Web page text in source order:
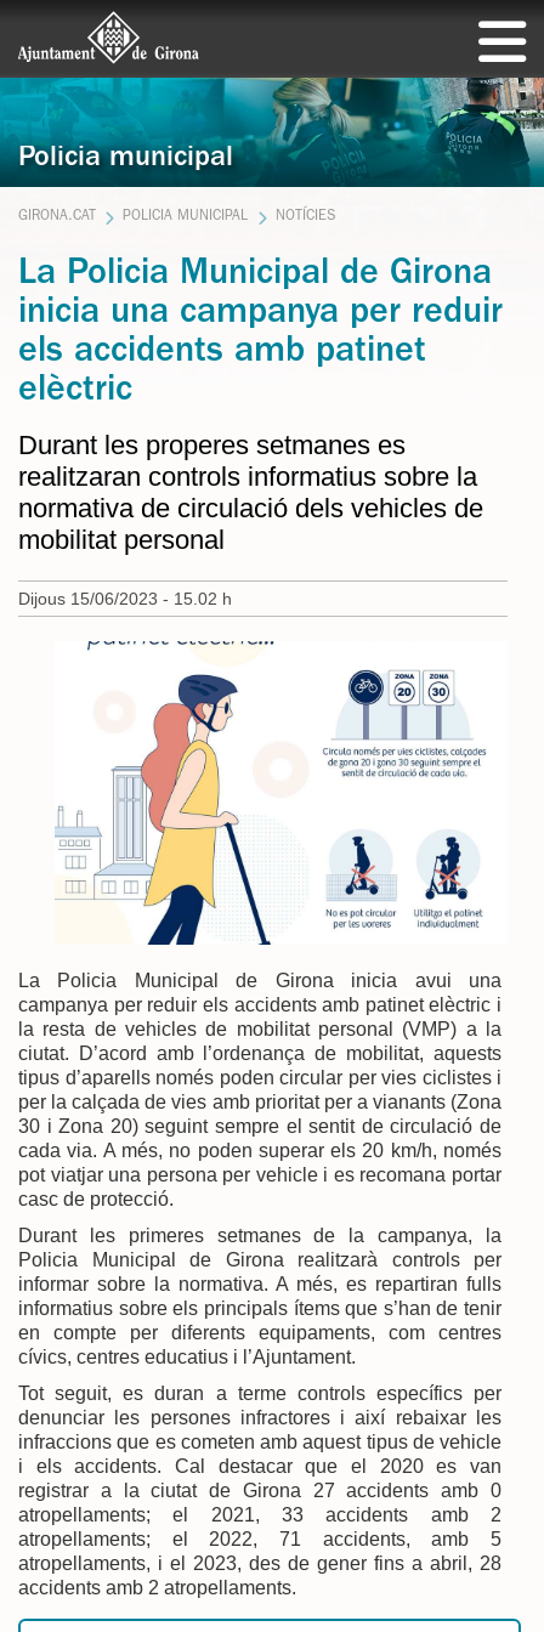
Policia municipal
GIRONA.CAT POLICIA MUNICIPAL NOTÍCIES
La Policia Municipal de Girona
inicia una campanya per reduir
els accidents amb patinet
elèctric
Durant les properes setmanes es
realitzaran controls informatius sobre la
normativa de circulació dels vehicles de
mobilitat personal
Dijous 15/06/2023 - 15.02 h
La Policia Municipal de Girona inicia avui una
campanya per reduir els accidents amb patinet elèctric i
la resta de vehicles de mobilitat personal (VMP) a la
ciutat. D’acord amb l’ordenança de mobilitat, aquests
tipus d’aparells només poden circular per vies ciclistes i
per la calçada de vies amb prioritat per a vianants (Zona
30 i Zona 20) seguint sempre el sentit de circulació de
cada via. A més, no poden superar els 20 km/h, només
pot viatjar una persona per vehicle i es recomana portar
casc de protecció.
Durant les primeres setmanes de la campanya, la
Policia Municipal de Girona realitzarà controls per
informar sobre la normativa. A més, es repartiran fulls
informatius sobre els principals ítems que s’han de tenir
en compte per diferents equipaments, com centres
cívics, centres educatius i l’Ajuntament.
Tot seguit, es duran a terme controls específics per
denunciar les persones infractores i així rebaixar les
infraccions que es cometen amb aquest tipus de vehicle
i els accidents. Cal destacar que el 2020 es van
registrar a la ciutat de Girona 27 accidents amb 0
atropellaments; el 2021, 33 accidents amb 2
atropellaments; el 2022, 71 accidents, amb 5
atropellaments, i el 2023, des de gener fins a abril, 28
accidents amb 2 atropellaments.